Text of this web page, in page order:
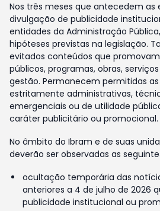
Nos três meses que antecedem as
divulgação de publicidade
entidades da Administração
hipóteses previstas na legislação.
evitados conteúdos que
públicos, programas, obras,
gestão. Permanecem permitidas
estritamente administrativas,
emergenciais ou de utilidade
caráter publicitário ou promocional.
No âmbito do Ibram e de suas
deverão ser observadas as
ocultação temporária das
anteriores a 4 de julho de 2026
publicidade institucional ou